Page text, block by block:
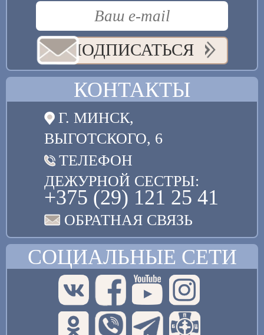
ПОДПИСАТЬСЯ
КОНТАКТЫ
Г. МИНСК,
ВЫГОТСКОГО, 6
ТЕЛЕФОН
ДЕЖУРНОЙ СЕСТРЫ:
+375 (29) 121 25 41
ОБРАТНАЯ СВЯЗЬ
СОЦИАЛЬНЫЕ СЕТИ